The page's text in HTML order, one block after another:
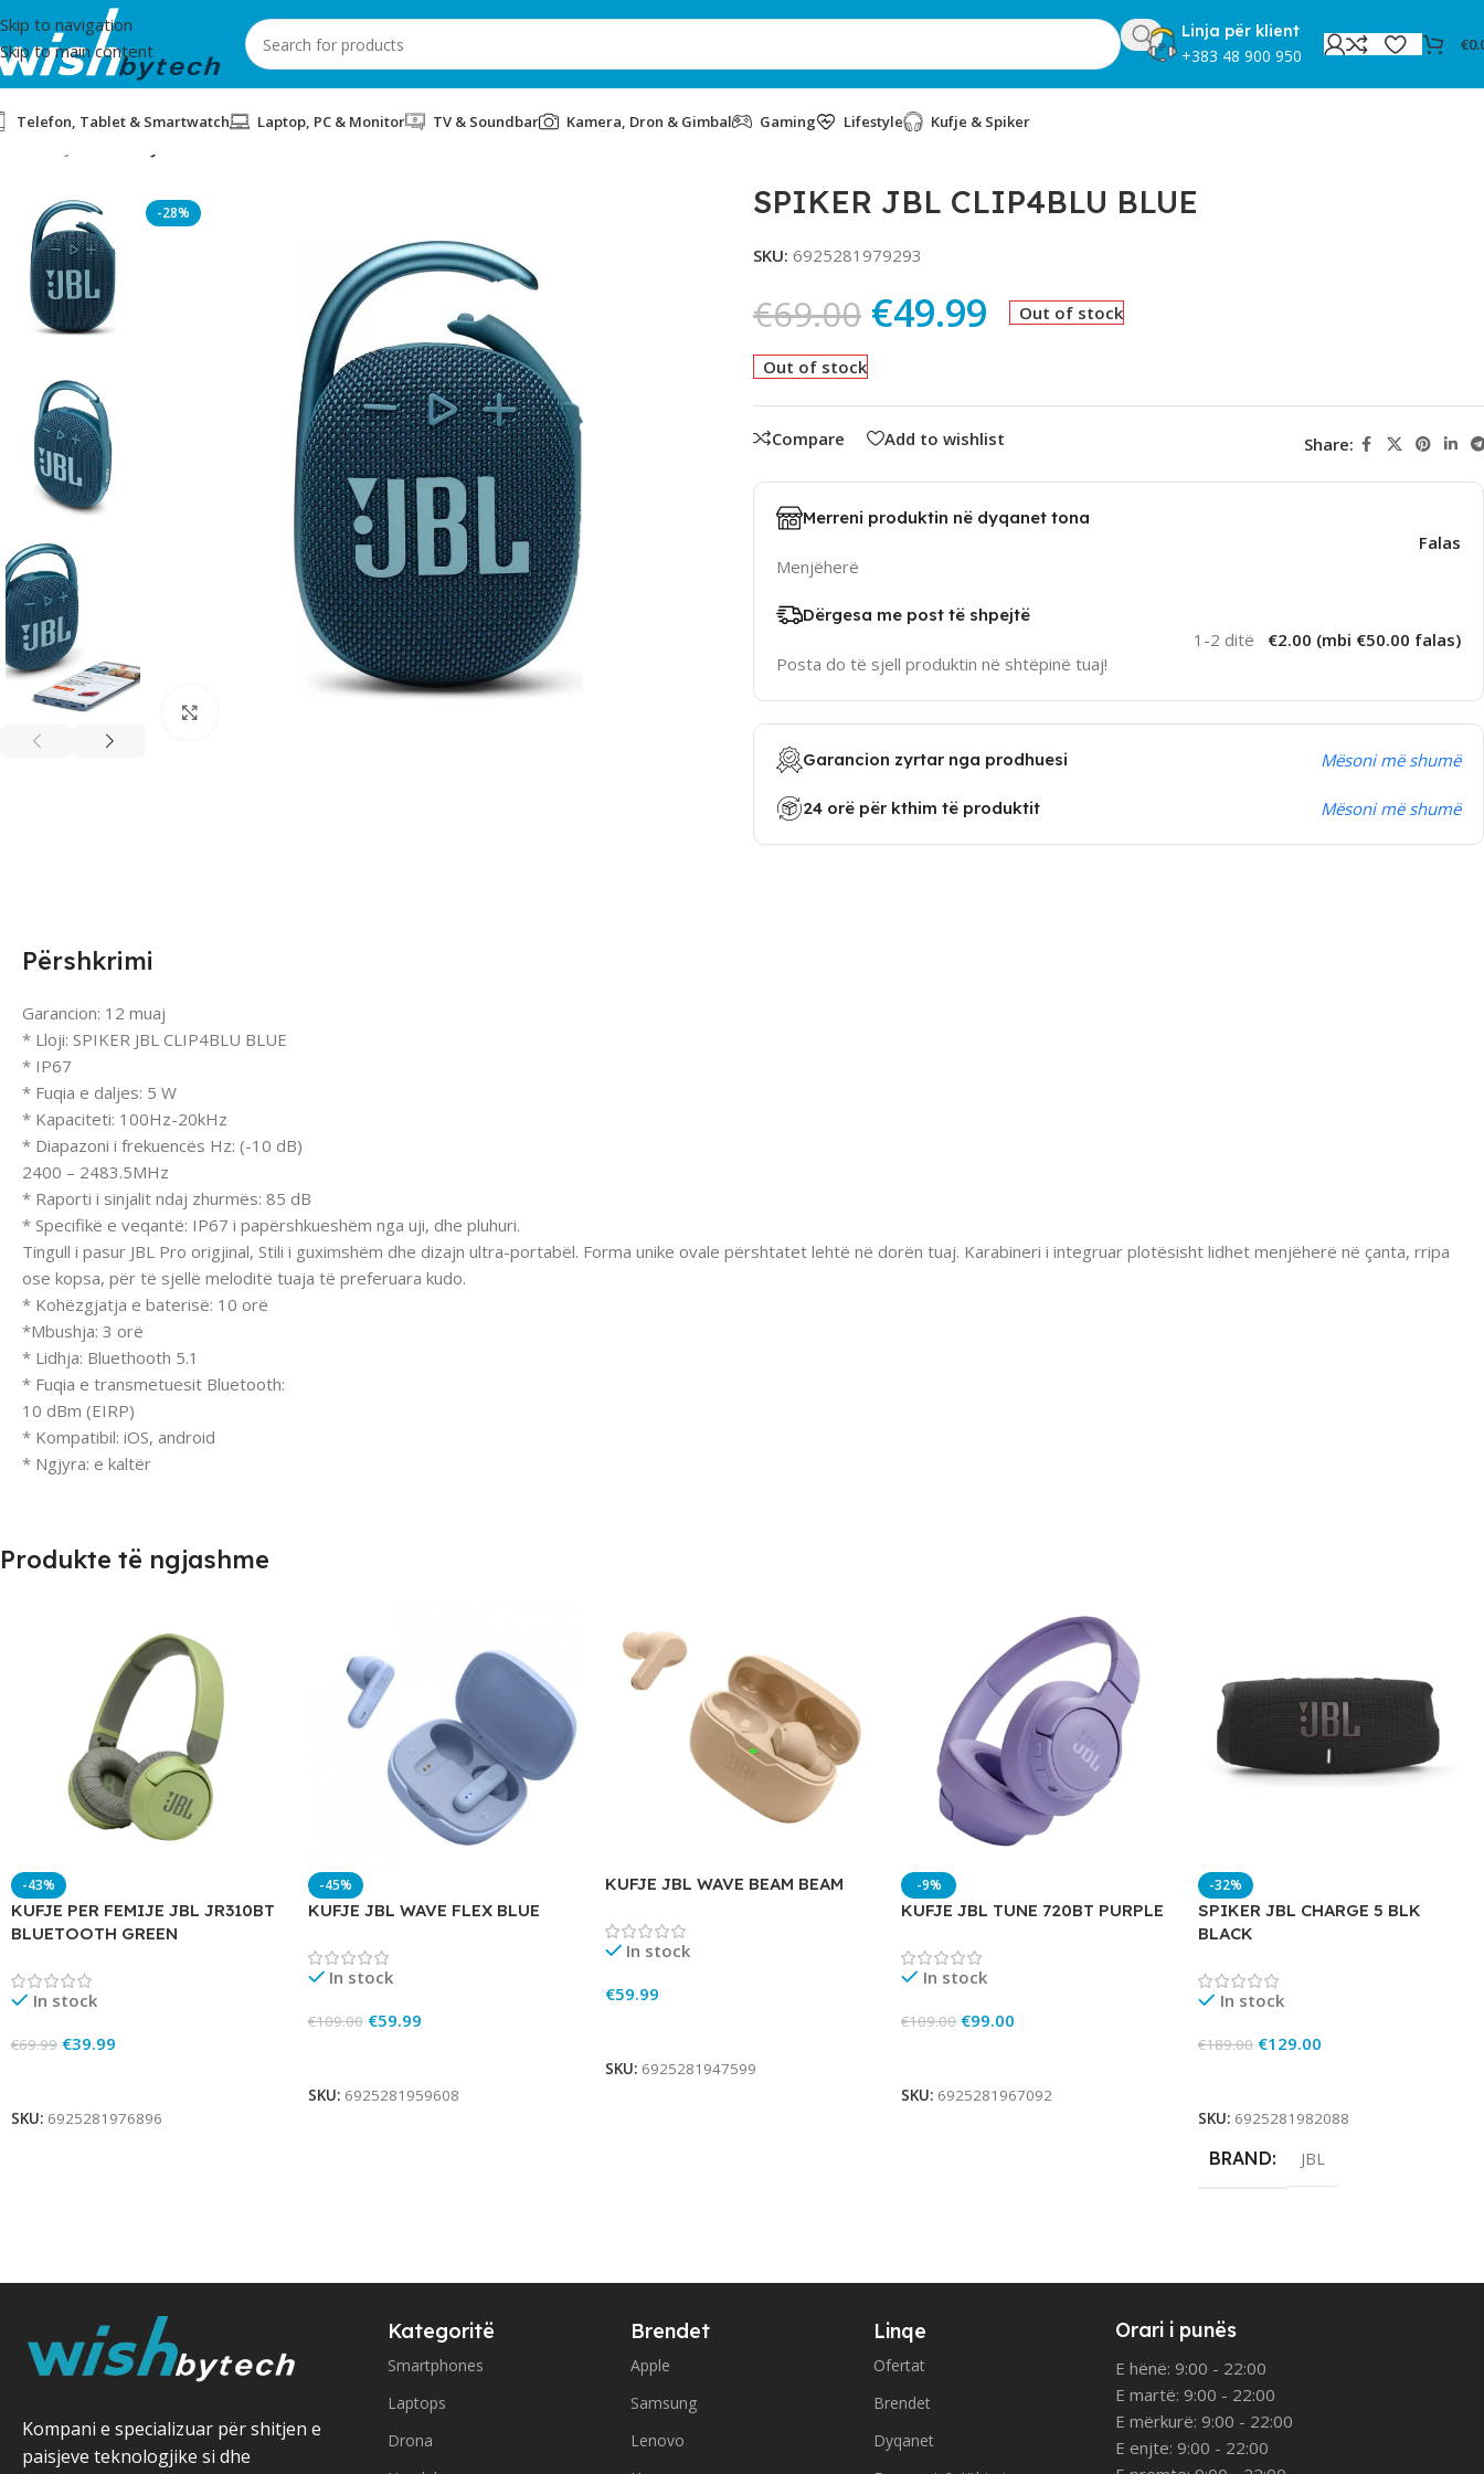
Skip to navigation
Skip to main content
Linja për klient
+383 48 900 950
€
Telefon, Tablet & Smartwatch Laptop, PC & Monitor TV & Soundbar Kamera, Dron & Gimbal Gaming Lifestyle Kufje & Spiker
-28% SPIKER JBL CLIP4BLU BLUE
SKU: 6925281979293
€69.00 €49.99 Out of stock
Out of stock
Compare Add to wishlist Share:
Merreni produktin në dyqanet tona
Menjëherë
Falas
Dërgesa me post të shpejtë
Posta do të sjell produktin në shtëpinë tuaj!
1-2 ditë €2.00 (mbi €50.00 falas)
Garancion zyrtar nga prodhuesi Mësoni më shumë
24 orë për kthim të produktit Mësoni më shumë
Përshkrimi
Garancion: 12 muaj
* Lloji: SPIKER JBL CLIP4BLU BLUE
* IP67
* Fuqia e daljes: 5 W
* Kapaciteti: 100Hz-20kHz
* Diapazoni i frekuencës Hz: (-10 dB)
2400 – 2483.5MHz
* Raporti i sinjalit ndaj zhurmës: 85 dB
* Specifikë e veqantë: IP67 i papërshkueshëm nga uji, dhe pluhuri.
Tingull i pasur JBL Pro origjinal, Stili i guximshëm dhe dizajn ultra-portabël. Forma unike ovale përshtatet lehtë në dorën tuaj. Karabineri i integruar plotësisht lidhet menjëherë në çanta, rripa
ose kopsa, për të sjellë meloditë tuaja të preferuara kudo.
* Kohëzgjatja e baterisë: 10 orë
*Mbushja: 3 orë
* Lidhja: Bluethooth 5.1
* Fuqia e transmetuesit Bluetooth:
10 dBm (EIRP)
* Kompatibil: iOS, android
* Ngjyra: e kaltër
Produkte të ngjashme
-43%
KUFJE PER FEMIJE JBL JR310BT
BLUETOOTH GREEN
In stock
€69.99 €39.99
SKU: 6925281976896
-45%
KUFJE JBL WAVE FLEX BLUE
In stock
€109.00 €59.99
SKU: 6925281959608
KUFJE JBL WAVE BEAM BEAM
In stock
€59.99
SKU: 6925281947599
-9%
KUFJE JBL TUNE 720BT PURPLE
In stock
€109.00 €99.00
SKU: 6925281967092
-32%
SPIKER JBL CHARGE 5 BLK
BLACK
In stock
€189.00 €129.00
SKU: 6925281982088
BRAND JBL
Kompani e specializuar për shitjen e
paisjeve teknologjike si dhe
Kategoritë
Smartphones
Laptops
Drona
Brendet
Apple
Samsung
Lenovo
Linqe
Ofertat
Brendet
Dyqanet
Orari i punës
E hënë: 9:00 - 22:00
E martë: 9:00 - 22:00
E mërkurë: 9:00 - 22:00
E enjte: 9:00 - 22:00